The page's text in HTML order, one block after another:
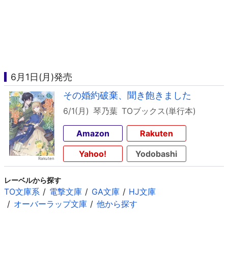
6月1日(月)発売
その婚約破棄、聞き飽きました
6/1(月) 琴乃葉 TOブックス(単行本)
Amazon
Rakuten
Yahoo!
Yodobashi
レーベルから探す
TO文庫系 電撃文庫 GA文庫
HJ文庫
オーバーラップ文庫
他から探す